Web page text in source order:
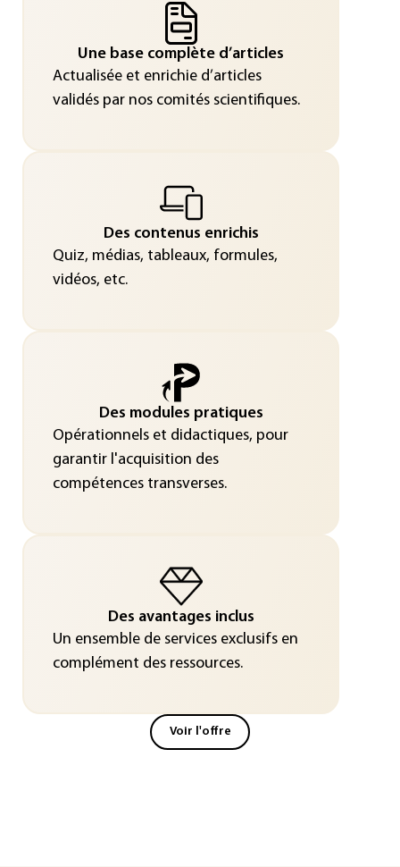
Une base complète d’articles
Actualisée et enrichie d’articles
validés par nos comités scientifiques.
Des contenus enrichis
Quiz, médias, tableaux, formules,
vidéos, etc.
Des modules pratiques
Opérationnels et didactiques, pour
garantir l'acquisition des
compétences transverses.
Des avantages inclus
Un ensemble de services exclusifs en
complément des ressources.
Voir l'offre